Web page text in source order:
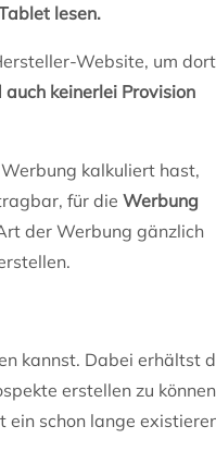
lesen.
Website, um dort
keinerlei Provision
kalkuliert hast,
für die Werbung
der Werbung gänzlich
kannst. Dabei erhältst
erstellen zu können
schon lange